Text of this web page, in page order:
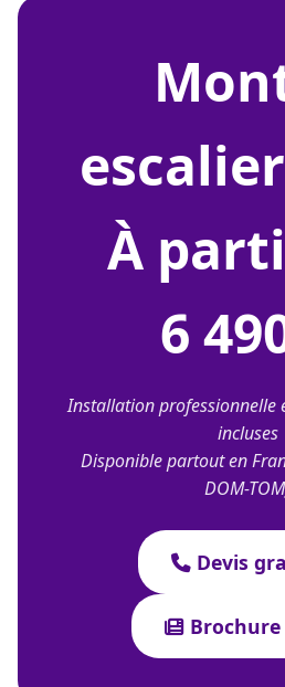
monte-
À
6
Installation professionnelle
incluses
Disponible partout en
DOM-
Devis
Brochure